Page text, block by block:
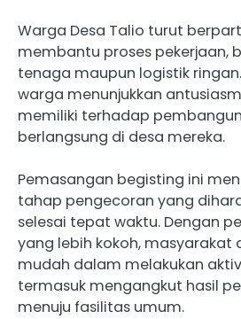
Warga Desa Talio turut
membantu proses pekerjaan,
tenaga maupun logistik
warga menunjukkan
memiliki terhadap
berlangsung di desa mereka.
Pemasangan begisting ini
tahap pengecoran yang
selesai tepat waktu. Dengan
yang lebih kokoh, masyarakat
mudah dalam melakukan
termasuk mengangkut hasil
menuju fasilitas umum.